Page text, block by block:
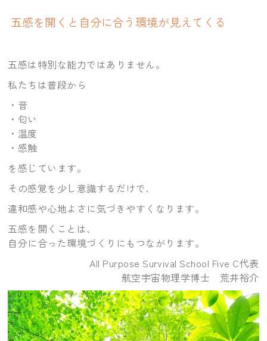
五感を開くと自分に合う環境が見えてくる
五感は特別な能力ではありません。
私たちは普段から
・音
・匂い
・温度
・感触
を感じています。
その感覚を少し意識するだけで、
違和感や心地よさに気づきやすくなります。
五感を開くことは、
自分に合った環境づくりにもつながります。
All Purpose Survival School Five C代表
航空宇宙物理学博士 荒井裕介